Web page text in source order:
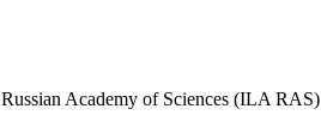
Academy of Sciences (ILA RAS)